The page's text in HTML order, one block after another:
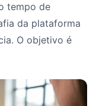
tempo de
da plataforma
O objetivo é